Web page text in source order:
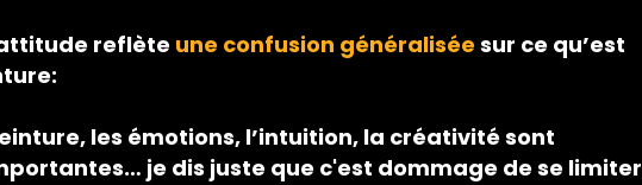
reflète une confusion généralisée sur ce qu’est
les émotions, l’intuition, la créativité sont
je dis juste que c'est dommage de se limiter